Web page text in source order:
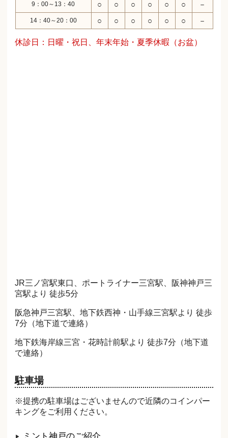
9：00～13：40 ○ ○ ○ ○ ○ ○ －
14：40～20：00 ○ ○ ○ ○ ○ ○ －
休診日：日曜・祝日、年末年始・夏季休暇（お盆）
JR三ノ宮駅東口、ポートライナー三宮駅、阪神神戸三
宮駅より 徒歩5分
阪急神戸三宮駅、地下鉄西神・山手線三宮駅より 徒歩
7分（地下道で連絡）
地下鉄海岸線三宮・花時計前駅より 徒歩7分（地下道
で連絡）
駐車場
※提携の駐車場はございませんので近隣のコインパー
キングをご利用ください。
ミント神戸のご紹介